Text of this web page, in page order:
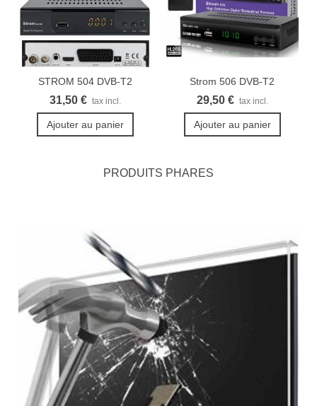
STROM 504 DVB-T2
démodulateur...
31,50 € tax incl.
Ajouter au panier
Strom 506 DVB-T2
Récepteur...
29,50 € tax incl.
Ajouter au panier
PRODUITS PHARES